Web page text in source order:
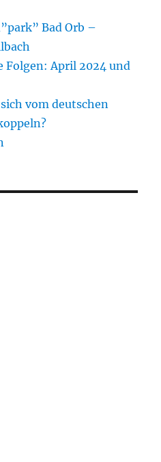
Bad Orb –
Folgen: April 2024 und
vom deutschen